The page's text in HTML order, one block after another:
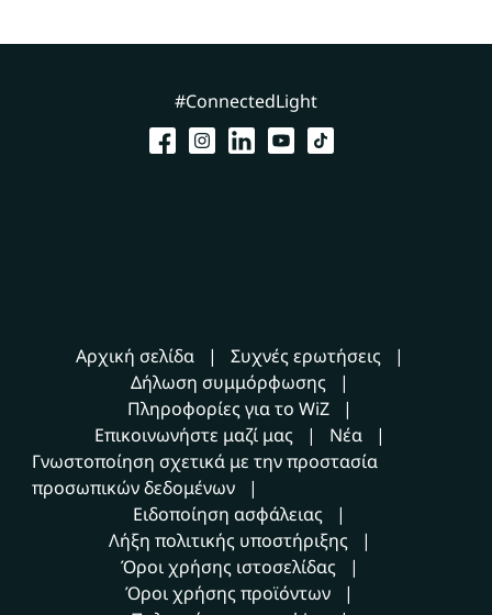
#ConnectedLight
Αρχική σελίδα
Συχνές ερωτήσεις
Δήλωση συμμόρφωσης
Πληροφορίες για το WiZ
Επικοινωνήστε μαζί μας
Νέα
Γνωστοποίηση σχετικά με την προστασία
προσωπικών δεδομένων
Ειδοποίηση ασφάλειας
Λήξη πολιτικής υποστήριξης
Όροι χρήσης ιστοσελίδας
Όροι χρήσης προϊόντων